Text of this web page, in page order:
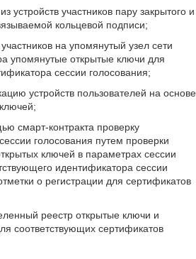
устройств участников пару закрытого и
кольцевой подписи;
на упомянутый узел сети
упомянутые открытые ключи для
сессии голосования;
устройств пользователей на основе
смарт-контракта проверку
голосования путем проверки
ключей в параметрах сессии
идентификатора сессии
о регистрации для сертификатов
реестр открытые ключи и
соответствующих сертификатов